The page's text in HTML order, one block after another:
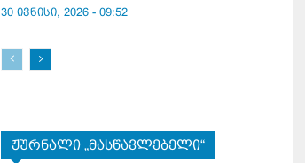
30 ივნისი, 2026 - 09:52
ჟურნალი „მასწავლებელი“